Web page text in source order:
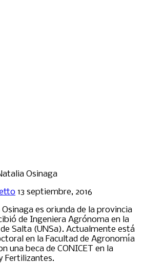
Osinaga
13 septiembre, 2016
es oriunda de la provincia
de Ingeniera Agrónoma en la
Salta (UNSa). Actualmente está
en la Facultad de Agronomía
una beca de CONICET en la
Fertilizantes.